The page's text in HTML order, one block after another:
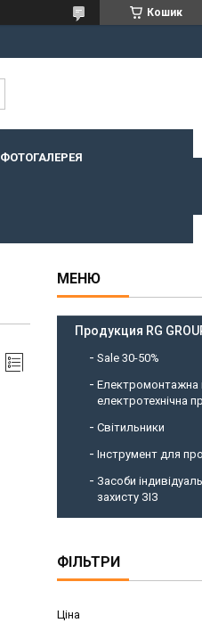
Кошик
ФОТОГАЛЕРЕЯ
Продукция RG
Sale 30-50%
Електромонтажна
електротехнічна
Світильники
Інструмент для
Засоби
захисту ЗІЗ
ФІЛЬТРИ
Ціна